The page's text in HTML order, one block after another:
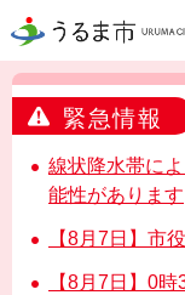
うるま市
緊急情報
線状降水帯に
能性があります
【8月7日】市
【8月7日】0